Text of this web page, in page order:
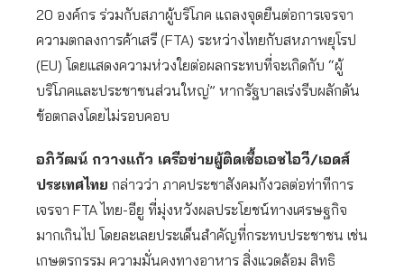
20 องค์กร ร่วมกับสภาผู้บริโภค แถลงจุดยืนต่อการเจรจา
ความตกลงการค้าเสรี (FTA) ระหว่างไทยกับสหภาพยุโรป
(EU) โดยแสดงความห่วงใยต่อผลกระทบที่จะเกิดกับ “ผู้
บริโภคและประชาชนส่วนใหญ่” หากรัฐบาลเร่งรีบผลักดัน
ข้อตกลงโดยไม่รอบคอบ
อภิวัฒน์ กวางแก้ว เครือข่ายผู้ติดเชื้อเอชไอวี/เอดส์
ประเทศไทย กล่าวว่า ภาคประชาสังคมกังวลต่อท่าทีการ
เจรจา FTA ไทย-อียู ที่มุ่งหวังผลประโยชน์ทางเศรษฐกิจ
มากเกินไป โดยละเลยประเด็นสำคัญที่กระทบประชาชน เช่น
เกษตรกรรม ความมั่นคงทางอาหาร สิ่งแวดล้อม สิทธิ